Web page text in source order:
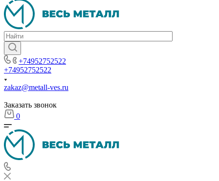
+74952752522
+74952752522
zakaz@metall-ves.ru
Заказать звонок
0